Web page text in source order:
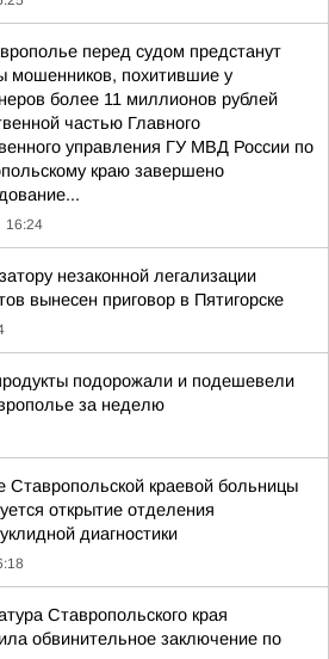
перед судом предстанут
мошенников, похитившие у
более 11 миллионов рублей
частью Главного
управления ГУ МВД России по
краю завершено
16:24
незаконной легализации
вынесен приговор в Пятигорске
подорожали и подешевели
за неделю
Ставропольской краевой больницы
открытие отделения
диагностики
Ставропольского края
обвинительное заключение по